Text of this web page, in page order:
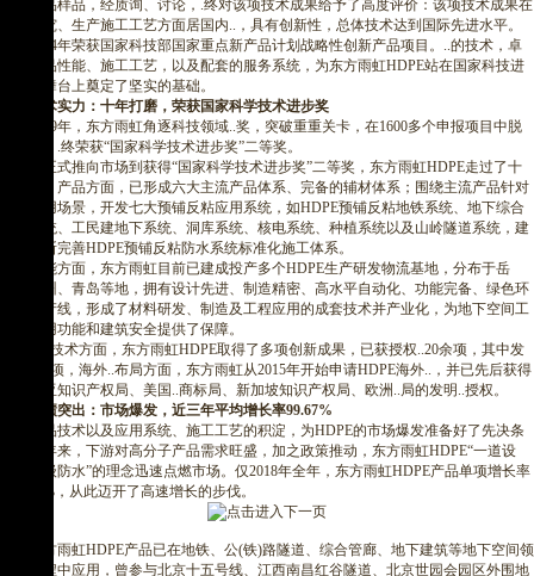
看了产品样品，经质询、讨论，.终对该项技术成果给予了高度评价：该项技术成果在
材料研究、生产施工工艺方面居国内..，具有创新性，总体技术达到国际先进水平。
2014年荣获国家科技部国家重点新产品计划战略性创新产品项目。..的技术，卓
越的产品性能、施工工艺，以及配套的服务系统，为东方雨虹HDPE站在国家科技进
步奖的舞台上奠定了坚实的基础。
技术实力：十年打磨，荣获国家科学技术进步奖
2019年，东方雨虹角逐科技领域..奖，突破重重关卡，在1600多个申报项目中脱
颖而出，.终荣获“国家科学技术进步奖”二等奖。
从正式推向市场到获得“国家科学技术进步奖”二等奖，东方雨虹HDPE走过了十
个春秋，产品方面，已形成六大主流产品体系、完备的辅材体系；围绕主流产品针对
不同使用场景，开发七大预铺反粘应用系统，如HDPE预铺反粘地铁系统、地下综合
管廊系统、工民建地下系统、洞库系统、核电系统、种植系统以及山岭隧道系统，建
立并不断完善HDPE预铺反粘防水系统标准化施工体系。
产能方面，东方雨虹目前已建成投产多个HDPE生产研发物流基地，分布于岳
阳、杭州、青岛等地，拥有设计先进、制造精密、高水平自动化、功能完备、绿色环
保的生产线，形成了材料研发、制造及工程应用的成套技术并产业化，为地下空间工
程的使用功能和建筑安全提供了保障。
在..技术方面，东方雨虹HDPE取得了多项创新成果，已获授权..20余项，其中发
明..10余项，海外..布局方面，东方雨虹从2015年开始申请HDPE海外..，并已先后获得
澳大利亚知识产权局、美国..商标局、新加坡知识产权局、欧洲..局的发明..授权。
业绩突出：市场爆发，近三年平均增长率99.67%
产品技术以及应用系统、施工工艺的积淀，为HDPE的市场爆发准备好了先决条
件。近年来，下游对高分子产品需求旺盛，加之政策推动，东方雨虹HDPE“一道设
防，一级防水”的理念迅速点燃市场。仅2018年全年，东方雨虹HDPE产品单项增长率
突破93%，从此迈开了高速增长的步伐。
东方雨虹HDPE产品已在地铁、公(铁)路隧道、综合管廊、地下建筑等地下空间领
域多工程中应用，曾参与北京十五号线、江西南昌红谷隧道、北京世园会园区外围地